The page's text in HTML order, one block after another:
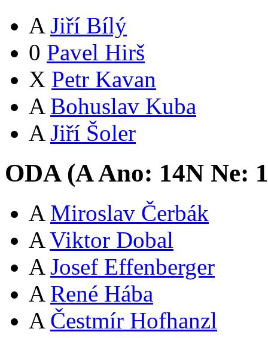
A Jiří Bílý
0 Pavel Hirš
X Petr Kavan
A Bohuslav Kuba
A Jiří Šoler
ODA (AAno: 14N Ne: 1
A Miroslav Čerbák
A Viktor Dobal
A Josef Effenberger
A René Hába
A Čestmír Hofhanzl